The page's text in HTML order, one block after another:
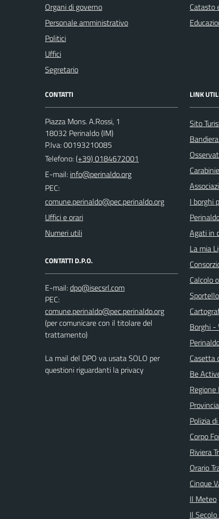
Organi di governo
Personale amministrativo
Politici
Uffici
Segretario
Catasto
CONTATTI
Piazza Mons. A.Rossi, 1
18032 Perinaldo (IM)
P.Iva: 00193210085
Telefono:(+39) 0184672001
E-mail:
PEC:
Uffici e orari
Numeri utili
CONTATTI D.P.O.
E-mail:
PEC:
(per comunicare con il titolare del
trattamento)
La mail del DPO va usata SOLO per
questioni riguardanti la privacy
LINK
Sito
I borghi
Agati in
La mia
Calcolo
Borghi -
Casetta
Be
Regione
Polizia
Corpo
Riviera
Orario
Cinque
Il Meteo
Il Secolo